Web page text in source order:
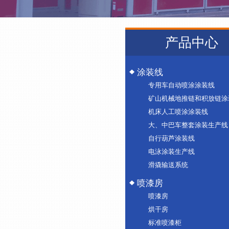
产品中心
涂装线
专用车自动喷涂涂装线
矿山机械地推链和积放链
机床人工喷涂涂装线
大、中巴车整套涂装生产线
自行葫芦涂装线
电泳涂装生产线
滑撬输送系统
喷漆房
喷漆房
烘干房
标准喷漆柜